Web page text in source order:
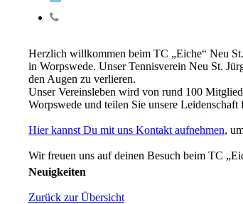
Herzlich willkommen beim TC „Eiche“ Neu
in Worpswede. Unser Tennisverein Neu St.
den Augen zu verlieren.
Unser Vereinsleben wird von rund 100
Worpswede und teilen Sie unsere
Hier kannst Du mit uns Kontakt aufnehmen,
Wir freuen uns auf deinen Besuch beim TC
Neuigkeiten
Zurück zur Übersicht